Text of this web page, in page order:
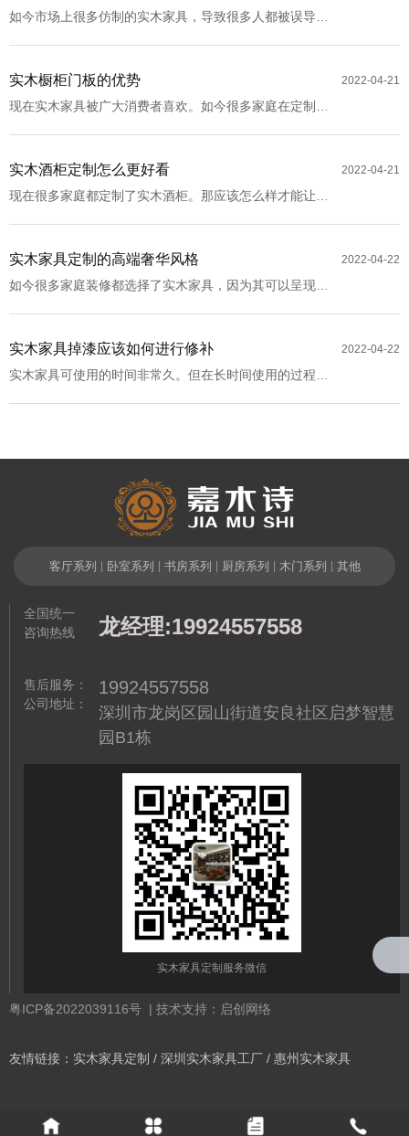
如今市场上很多仿制的实木家具，导致很多人都被误导
2022-04-21
实木橱柜门板的优势
现在实木家具被广大消费者喜欢。如今很多家庭在定制厨
的标准同时还能够发挥出更好的质量功能。
2022-04-21
实木酒柜定制怎么更好看
现在很多家庭都定制了实木酒柜。那应该怎么样才能让实
2022-04-22
实木家具定制的高端奢华风格
如今很多家庭装修都选择了实木家具，因为其可以呈现出
合性，自然就会带来更高端的效果。
2022-04-22
实木家具掉漆应该如何进行修补
实木家具可使用的时间非常久。但在长时间使用的过程
客厅系列 | 卧室系列 | 书房系列 | 厨房系列 | 木门系列 | 其他
全国统一
咨询热线
售后服务：
公司地址：
龙经理:19924557558
19924557558
深圳市龙岗区园山街道安良社区启梦智慧
园B1栋
实木家具定制服务微信
粤ICP备2022039116号 | 技术支持：启创网络
友情链接： 实木家具定制 / 深圳实木家具工厂 / 惠州实木家具